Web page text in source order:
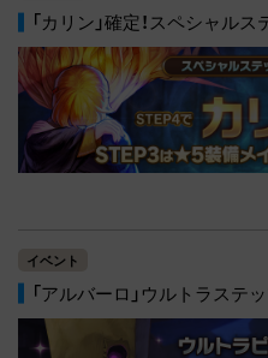
「カリン」確定！スペシャル
イベント
「アルバーロ」ウルトラステ